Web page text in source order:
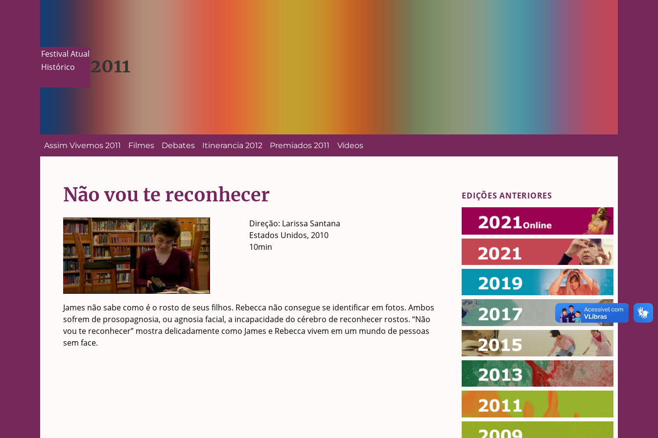
Festival Atual
Histórico
2011
Assim Vivemos 2011 Filmes Debates Itinerancia 2012 Premiados 2011 Vídeos
Não vou te reconhecer
Direção: Larissa Santana
Estados Unidos, 2010
10min
James não sabe como é o rosto de seus filhos. Rebecca não consegue se identificar em fotos. Ambos
sofrem de prosopagnosia, ou agnosia facial, a incapacidade do cérebro de reconhecer rostos. “Não
vou te reconhecer” mostra delicadamente como James e Rebecca vivem em um mundo de pessoas
sem face.
EDIÇÕES ANTERIORES
Online 2021
2021
2019
2017
2015
2013